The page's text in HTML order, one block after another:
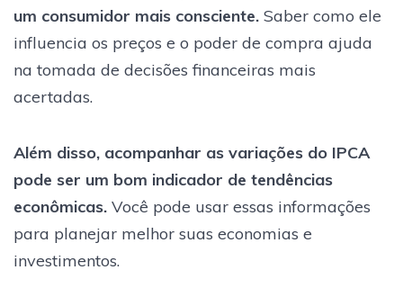
um consumidor mais consciente. Saber como ele
influencia os preços e o poder de compra ajuda
na tomada de decisões financeiras mais
acertadas.
Além disso, acompanhar as variações do IPCA
pode ser um bom indicador de tendências
econômicas. Você pode usar essas informações
para planejar melhor suas economias e
investimentos.